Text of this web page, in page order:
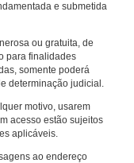
e submetida
ou gratuita, de
para finalidades
somente poderá
determinação judicial.
motivo, usarem
acesso estão sujeitos
aplicáveis.
ao endereço